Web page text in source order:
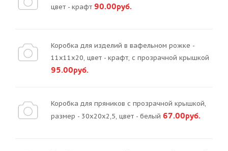
цвет - крафт 90.00руб.
Коробка для изделий в вафельном рожке -
11х11х20, цвет - крафт, с прозрачной крышкой
95.00руб.
Коробка для пряников с прозрачной крышкой,
размер - 30х20х2,5, цвет - белый 67.00руб.